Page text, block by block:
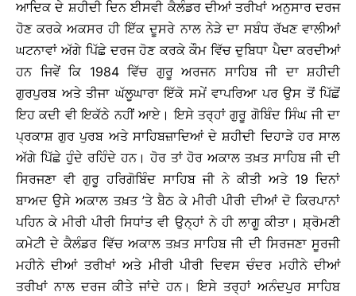
ਆਦਿਕ ਦੇ ਸ਼ਹੀਦੀ ਦਿਨ ਈਸਵੀ ਕੈਲੰਡਰ ਦੀਆਂ ਤਰੀਖਾਂ ਅਨੁਸਾਰ ਦਰਜ
ਹੋਣ ਕਰਕੇ ਅਕਸਰ ਹੀ ਇੱਕ ਦੂਸਰੇ ਨਾਲ ਨੇੜੇ ਦਾ ਸਬੰਧ ਰੱਖਣ ਵਾਲੀਆਂ
ਘਟਨਾਵਾਂ ਅੱਗੇ ਪਿੱਛੇ ਦਰਜ ਹੋਣ ਕਰਕੇ ਕੌਮ ਵਿੱਚ ਦੁਬਿਧਾ ਪੈਦਾ ਕਰਦੀਆਂ
ਹਨ ਜਿਵੇਂ ਕਿ 1984 ਵਿੱਚ ਗੁਰੂ ਅਰਜਨ ਸਾਹਿਬ ਜੀ ਦਾ ਸ਼ਹੀਦੀ
ਗੁਰਪੁਰਬ ਅਤੇ ਤੀਜਾ ਘੱਲੂਘਾਰਾ ਇੱਕੋ ਸਮੇਂ ਵਾਪਰਿਆ ਪਰ ਉਸ ਤੋਂ ਪਿੱਛੋਂ
ਇਹ ਕਦੀ ਵੀ ਇਕੱਠੇ ਨਹੀਂ ਆਏ। ਇਸੇ ਤਰ੍ਹਾਂ ਗੁਰੂ ਗੋਬਿੰਦ ਸਿੰਘ ਜੀ ਦਾ
ਪ੍ਰਕਾਸ਼ ਗੁਰ ਪੁਰਬ ਅਤੇ ਸਾਹਿਬਜ਼ਾਦਿਆਂ ਦੇ ਸ਼ਹੀਦੀ ਦਿਹਾੜੇ ਹਰ ਸਾਲ
ਅੱਗੇ ਪਿੱਛੇ ਹੁੰਦੇ ਰਹਿੰਦੇ ਹਨ। ਹੋਰ ਤਾਂ ਹੋਰ ਅਕਾਲ ਤਖ਼ਤ ਸਾਹਿਬ ਜੀ ਦੀ
ਸਿਰਜਣਾ ਵੀ ਗੁਰੂ ਹਰਿਗੋਬਿੰਦ ਸਾਹਿਬ ਜੀ ਨੇ ਕੀਤੀ ਅਤੇ 19 ਦਿਨਾਂ
ਬਾਅਦ ਉਸੇ ਅਕਾਲ ਤਖ਼ਤ ’ਤੇ ਬੈਠ ਕੇ ਮੀਰੀ ਪੀਰੀ ਦੀਆਂ ਦੋ ਕਿਰਪਾਨਾਂ
ਪਹਿਨ ਕੇ ਮੀਰੀ ਪੀਰੀ ਸਿਧਾਂਤ ਵੀ ਉਨ੍ਹਾਂ ਨੇ ਹੀ ਲਾਗੂ ਕੀਤਾ। ਸ਼੍ਰੋਮਣੀ
ਕਮੇਟੀ ਦੇ ਕੈਲੰਡਰ ਵਿੱਚ ਅਕਾਲ ਤਖ਼ਤ ਸਾਹਿਬ ਜੀ ਦੀ ਸਿਰਜਣਾ ਸੂਰਜੀ
ਮਹੀਨੇ ਦੀਆਂ ਤਰੀਖਾਂ ਅਤੇ ਮੀਰੀ ਪੀਰੀ ਦਿਵਸ ਚੰਦਰ ਮਹੀਨੇ ਦੀਆਂ
ਤਰੀਖਾਂ ਨਾਲ ਦਰਜ ਕੀਤੇ ਜਾਂਦੇ ਹਨ। ਇਸੇ ਤਰ੍ਹਾਂ ਅਨੰਦਪੁਰ ਸਾਹਿਬ